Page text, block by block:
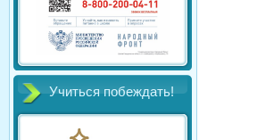
Учиться побеждать!